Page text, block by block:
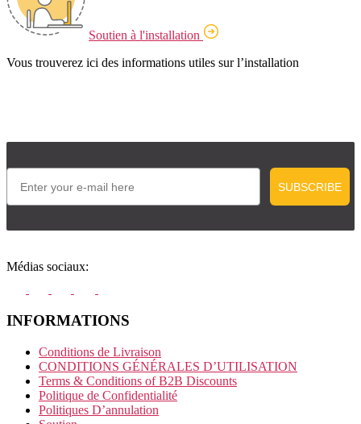
Soutien à l'installation
Vous trouverez ici des informations utiles sur l’installation
Email
SUBSCRIBE
Médias sociaux:
INFORMATIONS
Conditions de Livraison
CONDITIONS GÉNÉRALES D’UTILISATION
Terms & Conditions of B2B Discounts
Politique de Confidentialité
Politiques D’annulation